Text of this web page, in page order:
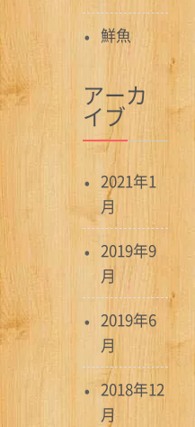
鮮魚
アーカ
イブ
2021年1
月
2019年9
月
2019年6
月
2018年12
月